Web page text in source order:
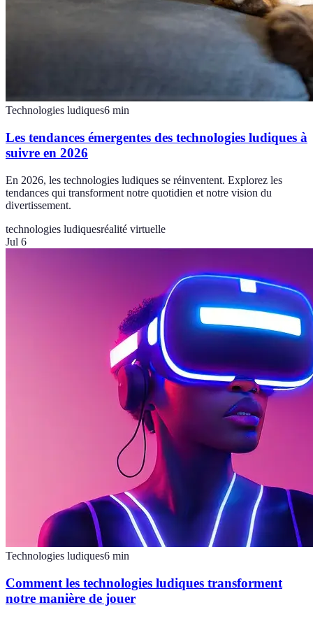
Technologies ludiques6 min
Les tendances émergentes des technologies ludiques à
suivre en 2026
En 2026, les technologies ludiques se réinventent. Explorez les
tendances qui transforment notre quotidien et notre vision du
divertissement.
technologies ludiquesréalité virtuelle
Jul 6
Technologies ludiques6 min
Comment les technologies ludiques transforment
notre manière de jouer